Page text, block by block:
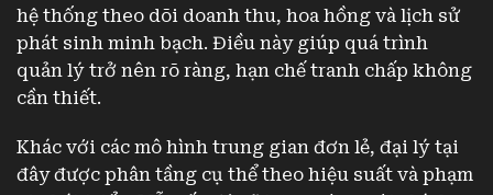
hệ thống theo dõi doanh thu, hoa hồng và lịch sử
phát sinh minh bạch. Điều này giúp quá trình
quản lý trở nên rõ ràng, hạn chế tranh chấp không
cần thiết.
Khác với các mô hình trung gian đơn lẻ, đại lý tại
đây được phân tầng cụ thể theo hiệu suất và phạm